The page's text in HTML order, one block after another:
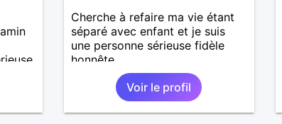
Cherche à refaire ma vie étant
séparé avec enfant et je suis
une personne sérieuse fidèle
honnête
Voir le profil